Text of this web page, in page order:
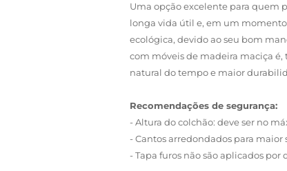
Uma opção excelente para quem
longa vida útil e, em um
ecológica, devido ao seu bom
com móveis de madeira maciça
natural do tempo e maior
Recomendações de segurança:
- Altura do colchão: deve ser no
- Cantos arredondados para
- Tapa furos não são aplicados